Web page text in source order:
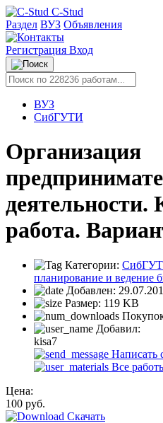
C-Stud
Раздел ВУЗ Объявления
Регистрация Вход
ВУЗ
СибГУТИ
Организация
деятельности.
работа.
Категории:
планирование и ведение
Добавлен:
Размер: 119 KB
Добавил:
kisa7
Написать
Все
Цена:
100 руб.
Скачать